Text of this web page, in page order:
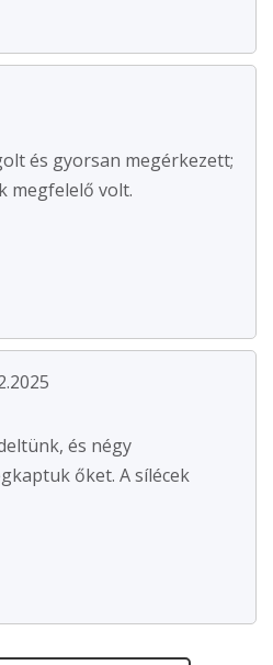
és gyorsan megérkezett;
megfelelő volt.
és négy
őket. A sílécek